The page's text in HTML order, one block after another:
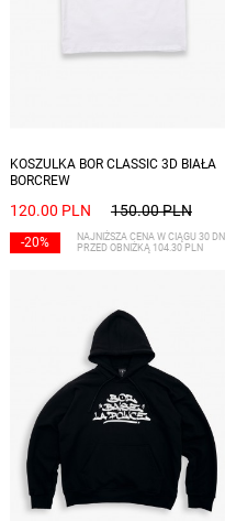
KOSZULKA BOR CLASSIC 3D BIAŁA
BORCREW
120.00 PLN 150.00 PLN
-20%
NAJNIŻSZA CENA W CIĄGU 30 DNI
PRZED OBNIŻKĄ 104.30 PLN